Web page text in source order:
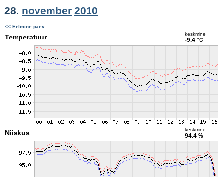
28. november 2010
<< Eelmine päev
Temperatuur keskmine
-9.4 °C
Niiskus keskmine
94.4 %